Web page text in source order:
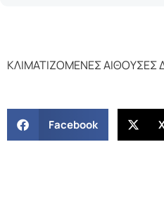
ΚΛΙΜΑΤΙΖΟΜΕΝΕΣ ΑΙΘΟΥΣΕΣ
Facebook